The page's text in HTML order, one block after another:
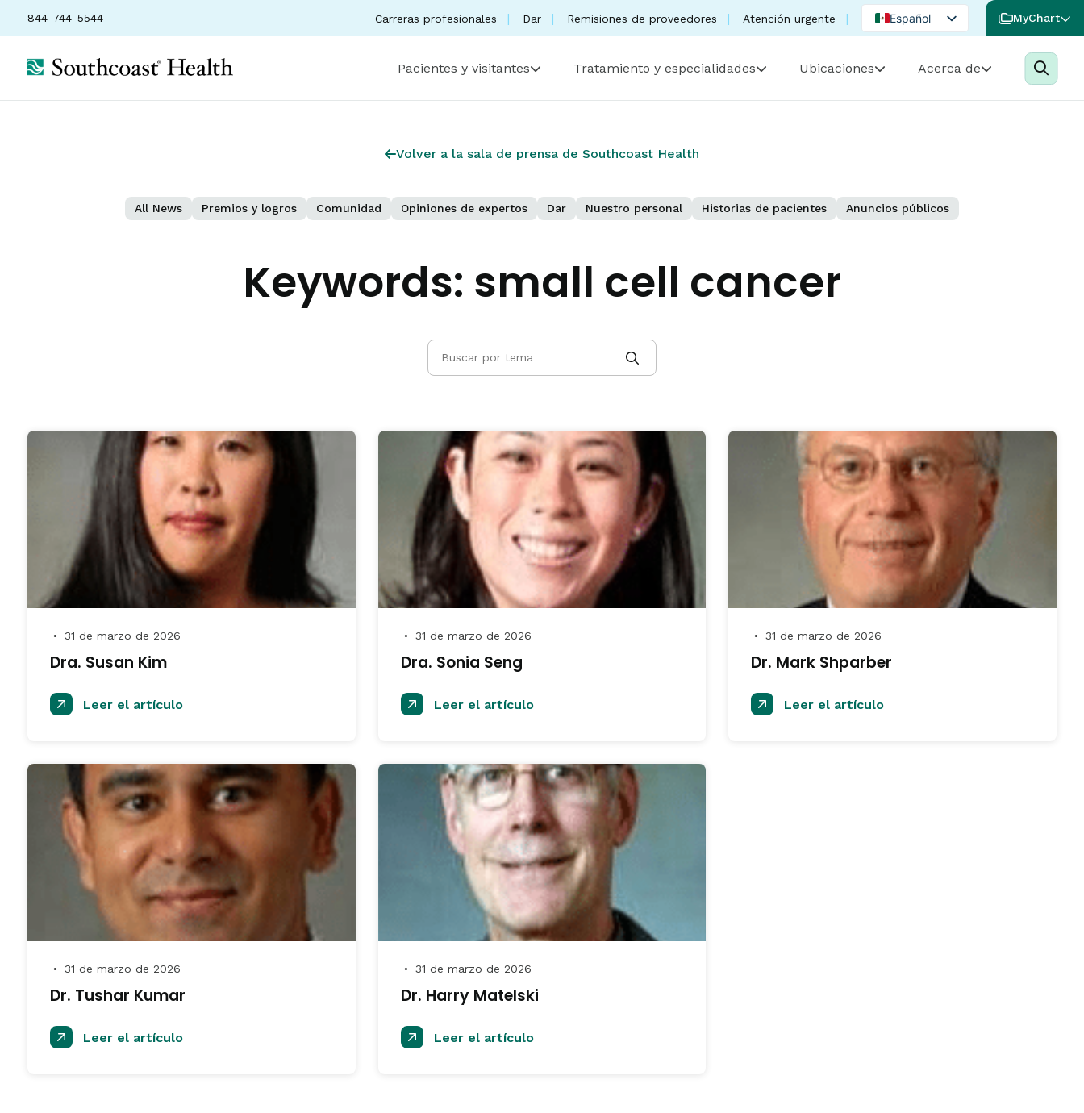
844-744-5544 Carreras profesionales Dar Remisiones de proveedores Atención urgente
Español
Portuguese
MyChart
Pacientes y visitantes Tratamiento y especialidades Ubicaciones Acerca de
Volver a la sala de prensa de Southcoast Health
All News Premios y logros Comunidad Opiniones de expertos Dar Nuestro personal Historias de pacientes Anuncios públicos
Keywords: small cell cancer
● 31 de marzo de 2026
Dra. Susan Kim
Leer el artículo
● 31 de marzo de 2026
Dra. Sonia Seng
Leer el artículo
● 31 de marzo de 2026
Dr. Mark Shparber
Leer el artículo
● 31 de marzo de 2026
Dr. Tushar Kumar
Leer el artículo
● 31 de marzo de 2026
Dr. Harry Matelski
Leer el artículo